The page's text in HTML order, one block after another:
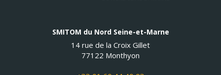
SMITOM du Nord Seine-et-Marne
14 rue de la Croix Gillet
77122 Monthyon